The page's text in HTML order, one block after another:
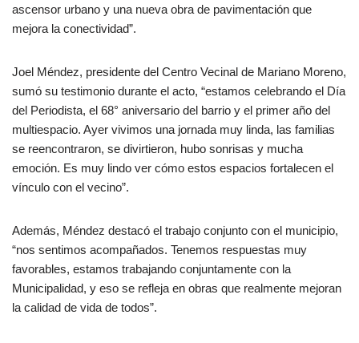
ascensor urbano y una nueva obra de pavimentación que
mejora la conectividad”.
Joel Méndez, presidente del Centro Vecinal de Mariano Moreno,
sumó su testimonio durante el acto, “estamos celebrando el Día
del Periodista, el 68° aniversario del barrio y el primer año del
multiespacio. Ayer vivimos una jornada muy linda, las familias
se reencontraron, se divirtieron, hubo sonrisas y mucha
emoción. Es muy lindo ver cómo estos espacios fortalecen el
vínculo con el vecino”.
Además, Méndez destacó el trabajo conjunto con el municipio,
“nos sentimos acompañados. Tenemos respuestas muy
favorables, estamos trabajando conjuntamente con la
Municipalidad, y eso se refleja en obras que realmente mejoran
la calidad de vida de todos”.